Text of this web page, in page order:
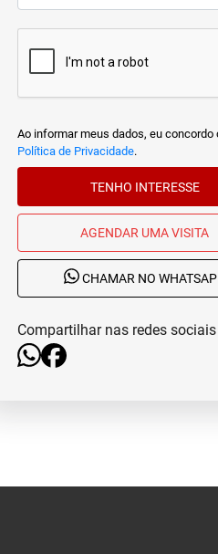
Ao informar meus dados, eu concordo
Política de Privacidade.
TENHO INTERESSE
AGENDAR UMA VISITA
CHAMAR NO
Compartilhar nas redes sociais